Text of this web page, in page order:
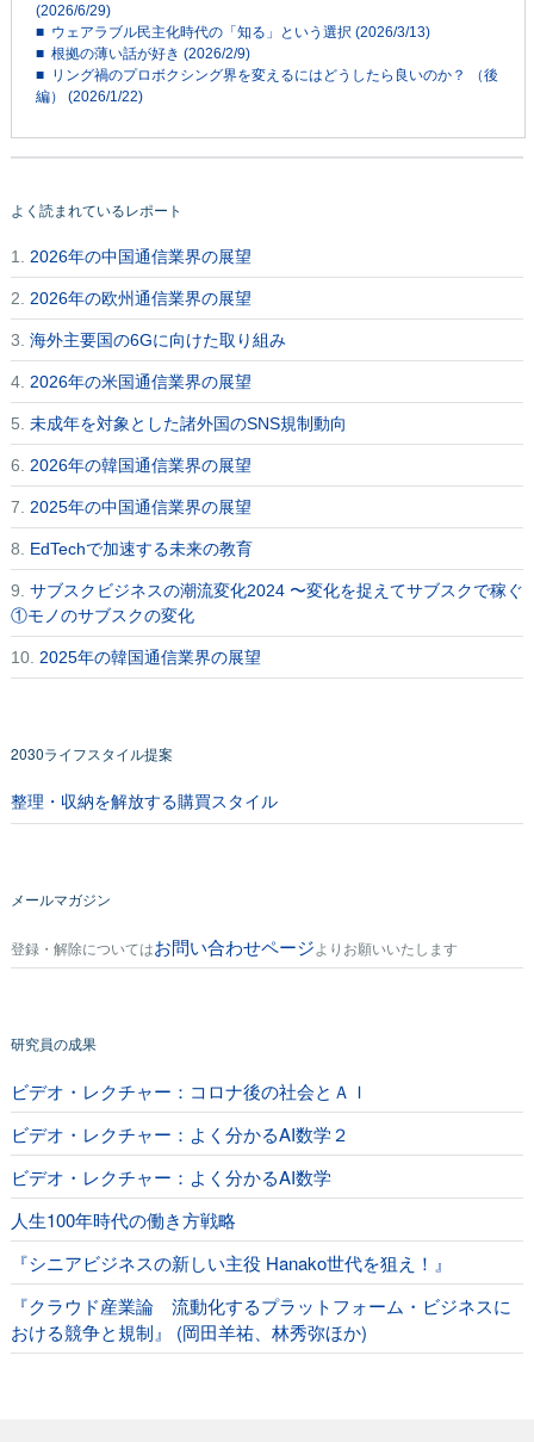
(2026/6/29)
■ ウェアラブル民主化時代の「知る」という選択 (2026/3/13)
■ 根拠の薄い話が好き (2026/2/9)
■ リング禍のプロボクシング界を変えるにはどうしたら良いのか？ （後
編） (2026/1/22)
よく読まれているレポート
1. 2026年の中国通信業界の展望
2. 2026年の欧州通信業界の展望
3. 海外主要国の6Gに向けた取り組み
4. 2026年の米国通信業界の展望
5. 未成年を対象とした諸外国のSNS規制動向
6. 2026年の韓国通信業界の展望
7. 2025年の中国通信業界の展望
8. EdTechで加速する未来の教育
9. サブスクビジネスの潮流変化2024 〜変化を捉えてサブスクで稼ぐ
①モノのサブスクの変化
10. 2025年の韓国通信業界の展望
2030ライフスタイル提案
整理・収納を解放する購買スタイル
メールマガジン
登録・解除についてはお問い合わせページよりお願いいたします
研究員の成果
ビデオ・レクチャー：コロナ後の社会とＡＩ
ビデオ・レクチャー：よく分かるAI数学２
ビデオ・レクチャー：よく分かるAI数学
人生100年時代の働き方戦略
『シニアビジネスの新しい主役 Hanako世代を狙え！』
『クラウド産業論 流動化するプラットフォーム・ビジネスに
おける競争と規制』 (岡田羊祐、林秀弥ほか)